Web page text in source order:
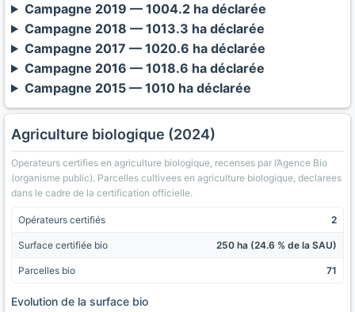
Campagne 2019 — 1004.2 ha déclarée
Campagne 2018 — 1013.3 ha déclarée
Campagne 2017 — 1020.6 ha déclarée
Campagne 2016 — 1018.6 ha déclarée
Campagne 2015 — 1010 ha déclarée
Agriculture biologique (2024)
Operateurs certifies en agriculture biologique, recenses par l’Agence Bio
(organisme public). Parcelles cultivees en agriculture biologique, declarees
dans le cadre de la certification officielle.
Opérateurs certifiés 2
Surface certifiée bio 250 ha (24.6 % de la SAU)
Parcelles bio 71
Evolution de la surface bio